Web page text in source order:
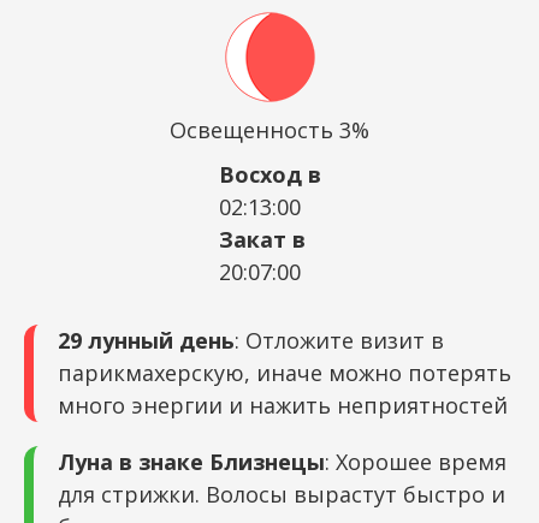
Освещенность 3%
Восход в
02:13:00
Закат в
20:07:00
29 лунный день: Отложите визит в
парикмахерскую, иначе можно потерять
много энергии и нажить неприятностей
Луна в знаке Близнецы: Хорошее время
для стрижки. Волосы вырастут быстро и